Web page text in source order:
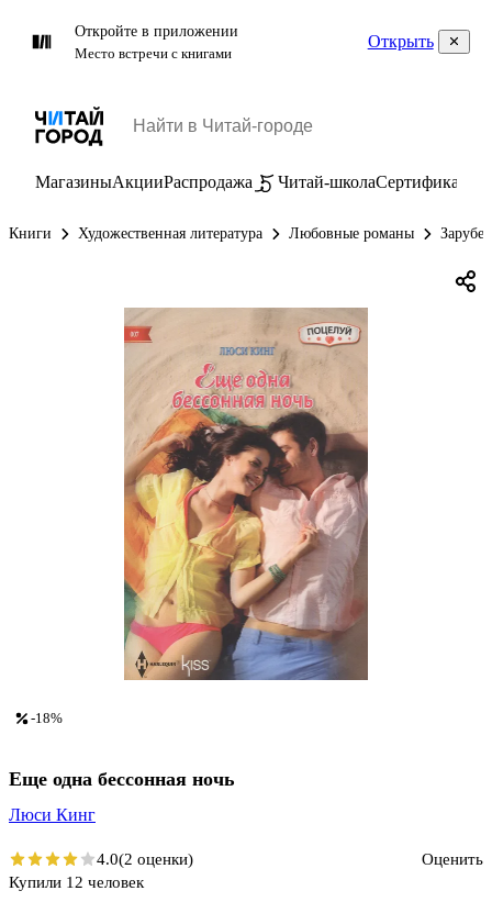
Откройте в приложении
Место встречи с книгами
Открыть
МагазиныАкцииРаспродажа Читай-школаСертификаты
Книги Художественная литература Любовные романы
-18%
Еще одна бессонная ночь
Люси Кинг
4.0(2 оценки)
Оценить
Купили 12 человек